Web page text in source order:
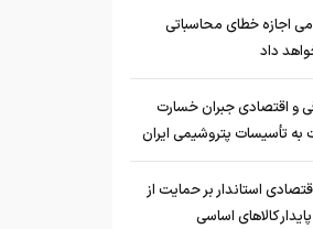
اجازه خطای محاسباتی
داد
و اقتصادی جبران خسارت
به تأسیسات پتروشیمی ایران
استاندار بر حمایت از
کالاهای اساسی